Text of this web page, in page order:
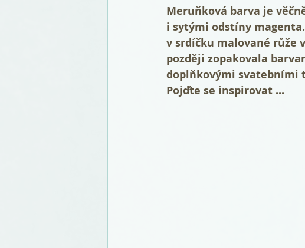
Meruňková barva je
i sytými odstíny
v srdíčku malované růže
později zopakovala
doplňkovými svatebními
Pojďte se inspirovat ...